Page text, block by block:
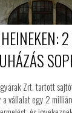
Zrt. tartott
a vállalat egy 2